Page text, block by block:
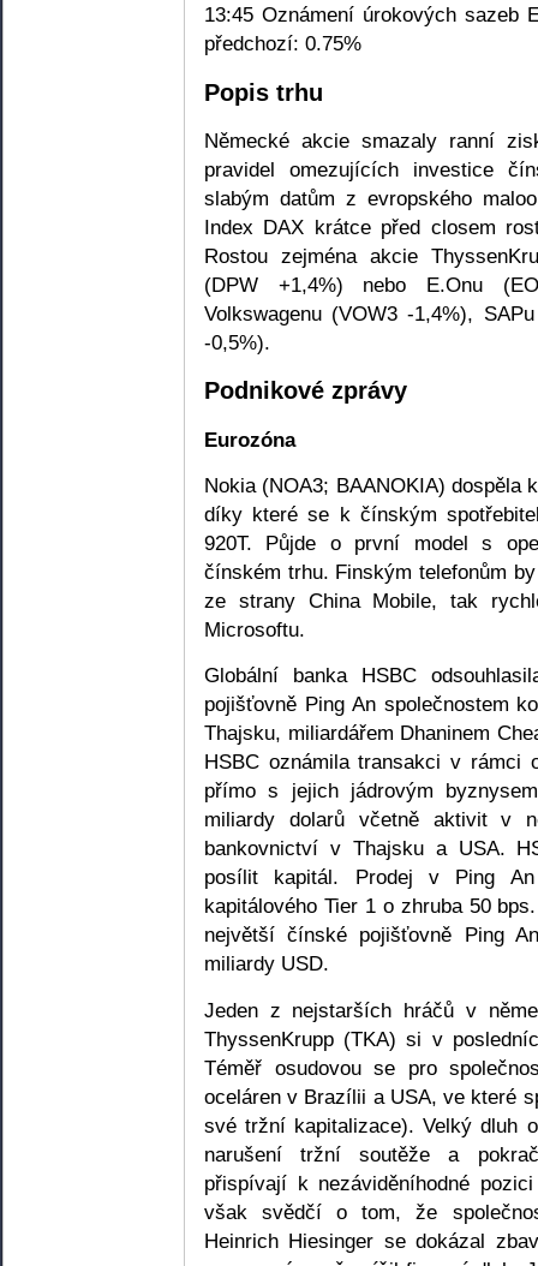
13:45 Oznámení úrokových sazeb
předchozí: 0.75%
Popis trhu
Německé akcie smazaly ranní
pravidel omezujících investice
slabým datům z evropského
Index DAX krátce před closem
Rostou zejména akcie
(DPW +1,4%) nebo E.Onu
Volkswagenu (VOW3 -1,4%),
-0,5%).
Podnikové zprávy
Eurozóna
Nokia (NOA3; BAANOKIA) dospěla
díky které se k čínským
920T. Půjde o první model s
čínském trhu. Finským telefonům
ze strany China Mobile, tak
Microsoftu.
Globální banka HSBC
pojišťovně Ping An společnostem
Thajsku, miliardářem Dhaninem
HSBC oznámila transakci v rámci
přímo s jejich jádrovým
miliardy dolarů včetně aktivit v
bankovnictví v Thajsku a USA.
posílit kapitál. Prodej v Ping
kapitálového Tier 1 o zhruba 50
největší čínské pojišťovně Ping
miliardy USD.
Jeden z nejstarších hráčů v
ThyssenKrupp (TKA) si v
Téměř osudovou se pro
oceláren v Brazílii a USA, ve které
své tržní kapitalizace). Velký dluh
narušení tržní soutěže a
přispívají k nezáviděníhodné
však svědčí o tom, že
Heinrich Hiesinger se dokázal